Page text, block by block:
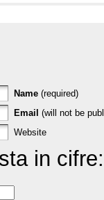
Name (required)
Email (will not be
Website
in cifre: